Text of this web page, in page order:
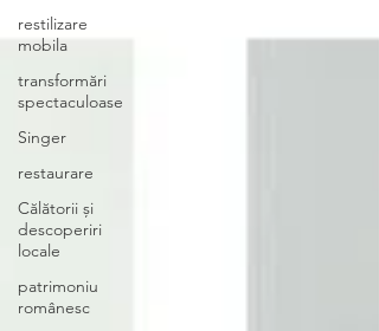
restilizare
mobila
transformări
spectaculoase
Singer
restaurare
Călătorii și
descoperiri
locale
patrimoniu
românesc